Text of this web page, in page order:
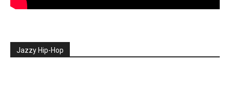
Jazzy Hip-Hop